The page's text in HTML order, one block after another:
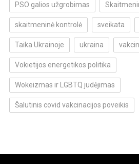
PSO galios užgrobimas
skaitmeninė kontrolė sveikata
Taika Ukrainoje ukraina
Vokietijos energetikos politika
Wokeizmas ir LGBTQ judėjimas
Šalutinis covid vakcinacijos poveikis